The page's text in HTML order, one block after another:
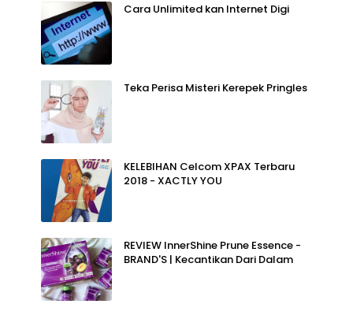
Cara Unlimited kan Internet Digi
Teka Perisa Misteri Kerepek Pringles
KELEBIHAN Celcom XPAX Terbaru
2018 - XACTLY YOU
REVIEW InnerShine Prune Essence -
BRAND'S | Kecantikan Dari Dalam